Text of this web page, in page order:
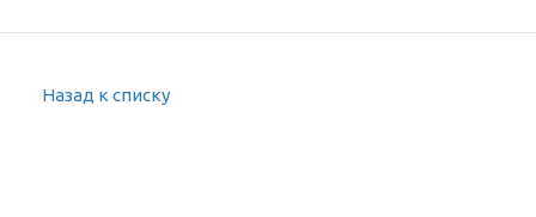
Назад к списку